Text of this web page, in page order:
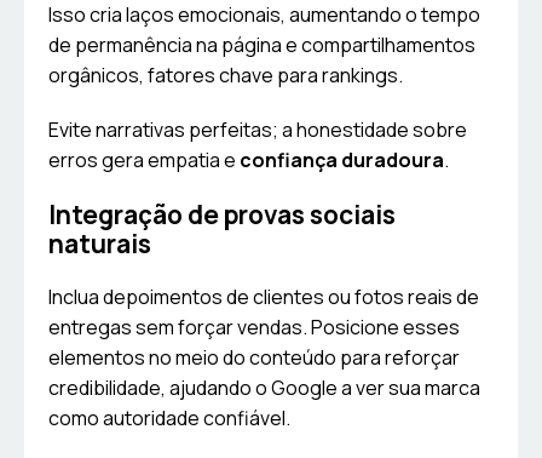
Isso cria laços emocionais, aumentando o tempo
de permanência na página e compartilhamentos
orgânicos, fatores chave para rankings.
Evite narrativas perfeitas; a honestidade sobre
erros gera empatia e confiança duradoura.
Integração de provas sociais
naturais
Inclua depoimentos de clientes ou fotos reais de
entregas sem forçar vendas. Posicione esses
elementos no meio do conteúdo para reforçar
credibilidade, ajudando o Google a ver sua marca
como autoridade confiável.